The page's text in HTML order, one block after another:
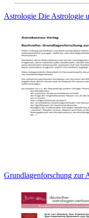
Astrologie Die Astrologie
Grundlagenforschung zur